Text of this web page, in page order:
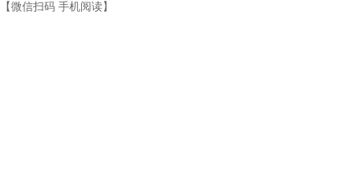
【微信扫码 手机阅读】